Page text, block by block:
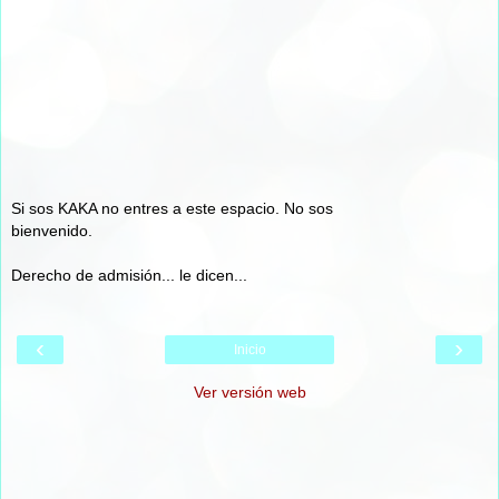
Si sos KAKA no entres a este espacio. No sos
bienvenido.
Derecho de admisión... le dicen...
‹ ›
Inicio
Ver versión web